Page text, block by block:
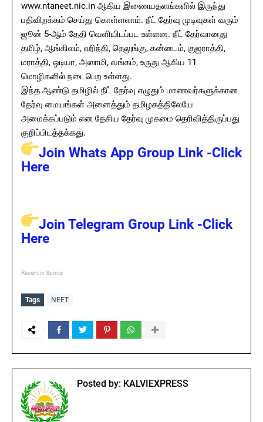
www.ntaneet.nic.in ஆகிய இணையதளங்களில் இருந்து
பதிவிறக்கம் செய்து கொள்ளலாம். நீட் தேர்வு முடிவுகள் வரும்
ஜூன் 5-ஆம் தேதி வெளியிடப்பட உள்ளன. நீட் தேர்வானது
தமிழ், ஆங்கிலம், ஹிந்தி, தெலுங்கு, கன்னடம், குஜராத்தி,
மராத்தி, ஒடியா, அஸாமி, வங்கம், உருது ஆகிய 11
மொழிகளில் நடைபெற உள்ளது.
இந்த ஆண்டு தமிழில் நீட் தேர்வு எழுதும் மாணவர்களுக்கான
தேர்வு மையங்கள் அனைத்தும் தமிழகத்திலேயே
அமைக்கப்படும் என தேசிய தேர்வு முகமை தெரிவித்திருப்பது
குறிப்பிடத்தக்கது.
Join Whats App Group Link -Click
Here
Join Telegram Group Link -Click
Here
Recent in Sports
Tags NEET
Posted by: KALVIEXPRESS